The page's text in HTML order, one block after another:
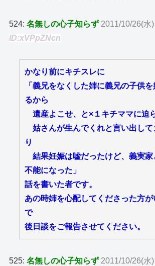
524:名無しの心子知らず 2011/10/26(水
ID:xVPpZNcn
かなり前にキチスレに
「義兄をなくした姉に義兄の子供
るから
遺産よこせ、と×１キチママに迫
姑さんが生んでくれと言い出して
り
結果妊娠は嘘だったけど、義実家
不能になった」
話を書いた者です。
あの時姉を心配してくださった方
で
後日談をご報告させてください。
525:名無しの心子知らず 2011/10/26(水